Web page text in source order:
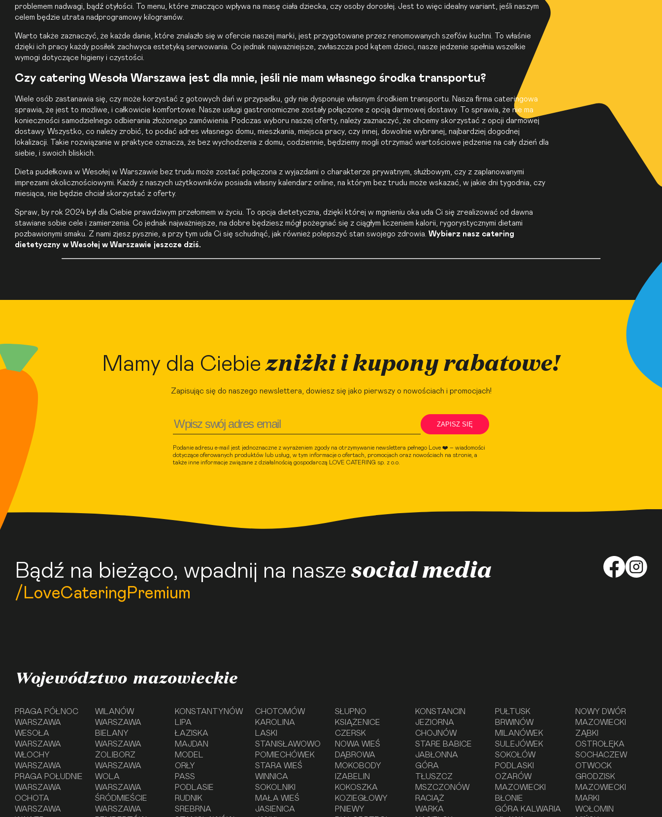
problemem nadwagi, bądź otyłości. To menu, które znacząco wpływa na masę ciała dziecka, czy osoby dorosłej. Jest to więc idealny wariant, jeśli naszym
celem będzie utrata nadprogramowy kilogramów.
Warto także zaznaczyć, że każde danie, które znalazło się w ofercie naszej marki, jest przygotowane przez renomowanych szefów kuchni. To właśnie
dzięki ich pracy każdy posiłek zachwyca estetyką serwowania. Co jednak najważniejsze, zwłaszcza pod kątem dzieci, nasze jedzenie spełnia wszelkie
wymogi dotyczące higieny i czystości.
Czy catering Wesoła Warszawa jest dla mnie, jeśli nie mam własnego środka transportu?
Wiele osób zastanawia się, czy może korzystać z gotowych dań w przypadku, gdy nie dysponuje własnym środkiem transportu. Nasza firma cateringowa
sprawia, że jest to możliwe, i całkowicie komfortowe. Nasze usługi gastronomiczne zostały połączone z opcją darmowej dostawy. To sprawia, że nie ma
konieczności samodzielnego odbierania złożonego zamówienia. Podczas wyboru naszej oferty, należy zaznaczyć, że chcemy skorzystać z opcji darmowej
dostawy. Wszystko, co należy zrobić, to podać adres własnego domu, mieszkania, miejsca pracy, czy innej, dowolnie wybranej, najbardziej dogodnej
lokalizacji. Takie rozwiązanie w praktyce oznacza, że bez wychodzenia z domu, codziennie, będziemy mogli otrzymać wartościowe jedzenie na cały dzień dla
siebie, i swoich bliskich.
Dieta pudełkowa w Wesołej w Warszawie bez trudu może zostać połączona z wyjazdami o charakterze prywatnym, służbowym, czy z zaplanowanymi
imprezami okolicznościowymi. Każdy z naszych użytkowników posiada własny kalendarz online, na którym bez trudu może wskazać, w jakie dni tygodnia, czy
miesiąca, nie będzie chciał skorzystać z oferty.
Spraw, by rok 2024 był dla Ciebie prawdziwym przełomem w życiu. To opcja dietetyczna, dzięki której w mgnieniu oka uda Ci się zrealizować od dawna
stawiane sobie cele i zamierzenia. Co jednak najważniejsze, na dobre będziesz mógł pożegnać się z ciągłym liczeniem kalorii, rygorystycznymi dietami
pozbawionymi smaku. Z nami zjesz pysznie, a przy tym uda Ci się schudnąć, jak również polepszyć stan swojego zdrowia. Wybierz nasz catering
dietetyczny w Wesołej w Warszawie jeszcze dziś.
Mamy dla Ciebie zniżki i kupony rabatowe!
Zapisując się do naszego newslettera, dowiesz się jako pierwszy o nowościach i promocjach!
ZAPISZ SIĘ
Podanie adresu e-mail jest jednoznaczne z wyrażeniem zgody na otrzymywanie newslettera pełnego Love ❤️ – wiadomości
dotyczące oferowanych produktów lub usług, w tym informacje o ofertach, promocjach oraz nowościach na stronie, a
także inne informacje związane z działalnością gospodarczą LOVE CATERING sp. z o.o.
Bądź na bieżąco, wpadnij na nasze social media
/LoveCateringPremium
Województwo mazowieckie
PRAGA PÓŁNOC
WARSZAWA
WESOŁA
WARSZAWA
WŁOCHY
WARSZAWA
PRAGA POŁUDNIE
WARSZAWA
OCHOTA
WARSZAWA
WILANÓW
WARSZAWA
BIELANY
WARSZAWA
ŻOLIBORZ
WARSZAWA
WOLA
WARSZAWA
ŚRÓDMIEŚCIE
WARSZAWA
KONSTANTYNÓW
LIPA
ŁAZISKA
MAJDAN
MODEL
ORŁY
PASS
PODLASIE
RUDNIK
SREBRNA
CHOTOMÓW
KAROLINA
LASKI
STANISŁAWOWO
POMIECHÓWEK
STARA WIEŚ
WINNICA
SOKOLNIKI
MAŁA WIEŚ
JASIENICA
SŁUPNO
KSIĄŻENICE
CZERSK
NOWA WIEŚ
DĄBROWA
MOKOBODY
IZABELIN
KOKOSZKA
KOZIEGŁOWY
PNIEWY
KONSTANCIN
JEZIORNA
CHOJNÓW
STARE BABICE
JABŁONNA
GÓRA
TŁUSZCZ
MSZCZONÓW
RACIĄŻ
WARKA
PUŁTUSK
BRWINÓW
MILANÓWEK
SULEJÓWEK
SOKOŁÓW
PODLASKI
OŻARÓW
MAZOWIECKI
BŁONIE
GÓRA KALWARIA
NOWY DWÓR
MAZOWIECKI
ZĄBKI
OSTROŁĘKA
SOCHACZEW
OTWOCK
GRODZISK
MAZOWIECKI
MARKI
WOŁOMIN